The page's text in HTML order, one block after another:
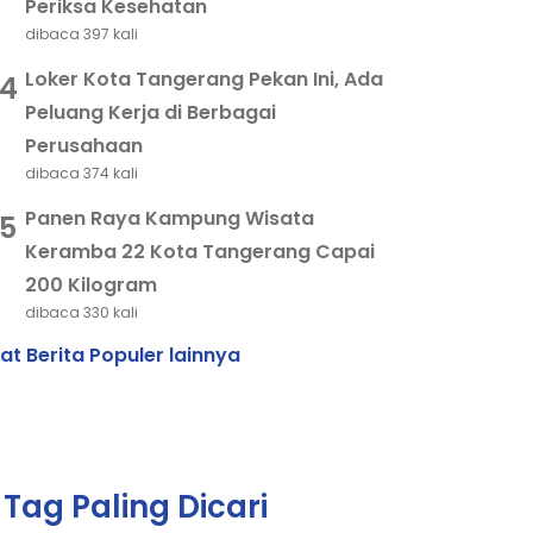
Tangerang Masuk 6 Besar Nomine
Paparkan Berbagai Inovasi
06 Agustus 2026
Periksa Kesehatan
dibaca 397 kali
Loker Kota Tangerang Pekan Ini, Ada
Peluang Kerja di Berbagai
Perusahaan
dibaca 374 kali
Panen Raya Kampung Wisata
Keramba 22 Kota Tangerang Capai
200 Kilogram
dibaca 330 kali
Berita Populer lainnya
Tag Paling Dicari